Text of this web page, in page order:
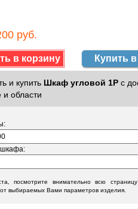
руб.
Купить
и купить Шкаф угловой 1Р с
и области
посмотрите внимательно всю
от выбираемых Вами параметров изделия.